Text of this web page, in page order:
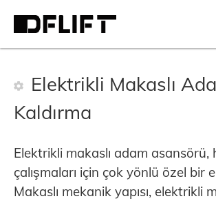
Elektrikli Makaslı
Kaldırma
Elektrikli makaslı adam asansörü,
çalışmaları için çok yönlü özel bir
Makaslı mekanik yapısı, elektrikli